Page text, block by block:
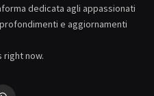
dedicata agli appassionati
e aggiornamenti
right now.